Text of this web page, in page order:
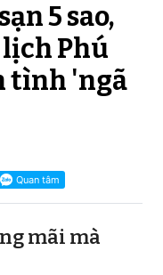
5 sao,
Phú
tình 'ngã
mãi mà